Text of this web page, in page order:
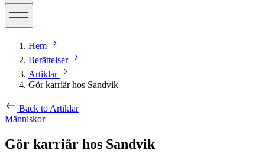
Hem
Berättelser
Artiklar
Gör karriär hos Sandvik
Back to Artiklar
Människor
Gör karriär hos Sandvik